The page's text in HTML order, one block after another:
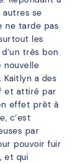
autres se
ne tarde pas
les
très bon
nouvelle
a des
et attiré par
effet prêt à
c’est
par
pouvoir fuir
et qui